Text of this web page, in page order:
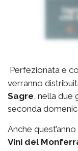
Perfezionata e
verranno distribuiti
Sagre , nella
seconda
Anche quest’anno
Vini del